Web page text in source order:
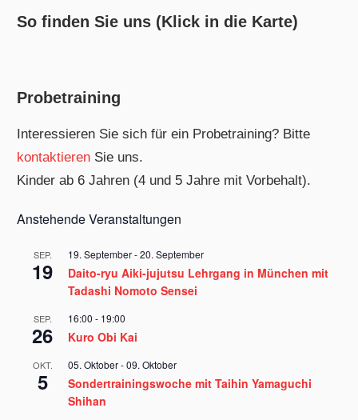
So finden Sie uns (Klick in die Karte)
Probetraining
Interessieren Sie sich für ein Probetraining? Bitte
kontaktieren Sie uns.
Kinder ab 6 Jahren (4 und 5 Jahre mit Vorbehalt).
Anstehende Veranstaltungen
SEP.
19
19. September-20. September
Daito-ryu Aiki-jujutsu Lehrgang in München mit
Tadashi Nomoto Sensei
SEP.
26
16:00 - 19:00
Kuro Obi Kai
OKT.
5
05. Oktober-09. Oktober
Sondertrainingswoche mit Taihin Yamaguchi
Shihan